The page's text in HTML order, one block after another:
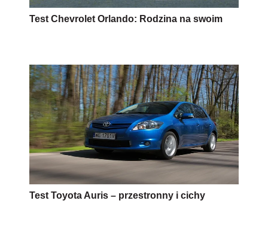
Test Chevrolet Orlando: Rodzina na swoim
Test Toyota Auris – przestronny i cichy